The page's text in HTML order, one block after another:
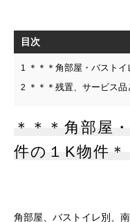
目次
1 ＊＊＊角部屋・バスト
2 ＊＊＊残置、サービス品
＊＊＊角部屋
件の１K物件＊
角部屋、バストイレ別、